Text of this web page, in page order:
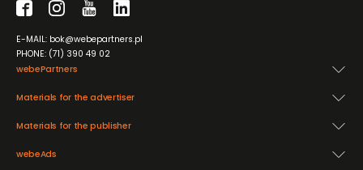
webePartners
Materials for the advertiser
Materials for the publisher
webeAds
E-MAIL: bok@webepartners.pl
PHONE: (71) 390 49 02